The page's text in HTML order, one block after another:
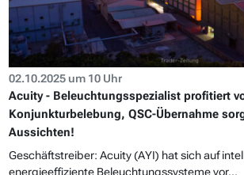
02.10.2025 um 10 Uhr
Acuity - Beleuchtungsspezialist profitiert
Konjunkturbelebung, QSC-Übernahme
Aussichten!
Geschäftstreiber: Acuity (AYI) hat sich auf
energieeffiziente Beleuchtungssysteme vor...